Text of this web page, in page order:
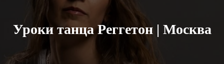
Уроки танца Реггетон | Москва